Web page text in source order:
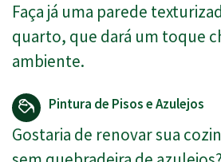
Faça já uma parede
quarto, que dará um toque
ambiente.
Pintura de Pisos e Azulejos
Gostaria de renovar sua